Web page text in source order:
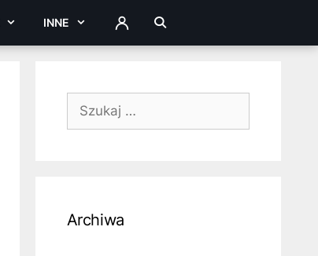
INNE ZALOGUJ
Szukaj:
Archiwa